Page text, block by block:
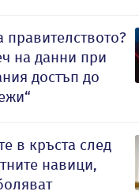
правителството?
на данни при
достъп до
в кръста след
навици,